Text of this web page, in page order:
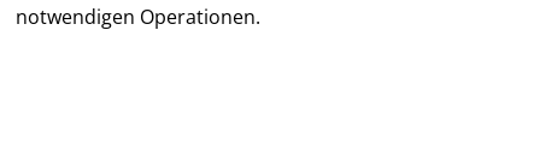
notwendigen Operationen.